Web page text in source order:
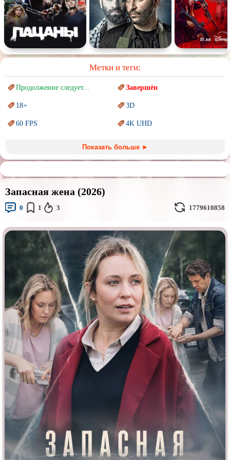
Метки и теги:
Продолжение следует... Завершён
18+ 3D
60 FPS 4K UHD
Marvel PIXAR
Sci-Fi (Научнаяфантастика) Trash (трэш) movies
Авангард иСюрреализм
Аниме
Врачи Гении
Дорамы Индийское кино
Коллекция
Комикс Маги и Волшебники
Наркотики Новогодние
Основанное нареальных
событиях
Параллельные миры
Перевод Гоблина ПереводКубик в Кубе
Перевод Кураж-Бамбей Пеплум
Подростковаяжестокость Постапокалипсис
Призраки Про акул
Про апокалипсис Про богов
Про богатых Про вампиров
Про ведьм Про викингов
Показать больше ►
Запасная жена (2026)
0 1 3 1779610858